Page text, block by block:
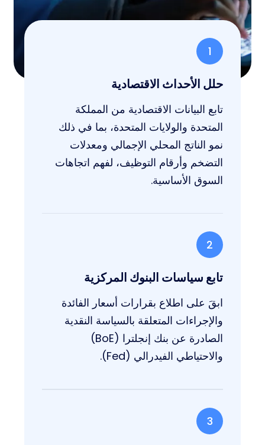
1
حلل الأحداث الاقتصادية
تابع البيانات الاقتصادية من المملكة
المتحدة والولايات المتحدة، بما في ذلك
نمو الناتج المحلي الإجمالي ومعدلات
التضخم وأرقام التوظيف، لفهم اتجاهات
السوق الأساسية.
2
تابع سياسات البنوك المركزية
ابقَ على اطلاع بقرارات أسعار الفائدة
والإجراءات المتعلقة بالسياسة النقدية
الصادرة عن بنك إنجلترا (BoE)
والاحتياطي الفيدرالي (Fed).
3